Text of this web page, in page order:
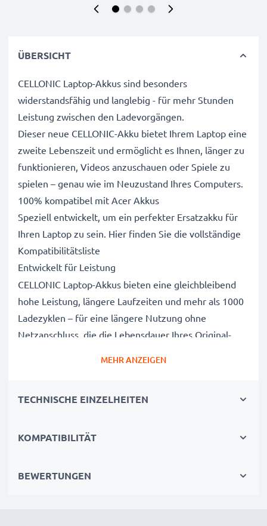
ÜBERSICHT
CELLONIC Laptop-Akkus sind besonders
widerstandsfähig und langlebig - für mehr Stunden
Leistung zwischen den Ladevorgängen.
Dieser neue CELLONIC-Akku bietet Ihrem Laptop eine
zweite Lebenszeit und ermöglicht es Ihnen, länger zu
funktionieren, Videos anzuschauen oder Spiele zu
spielen – genau wie im Neuzustand Ihres Computers.
100% kompatibel mit Acer Akkus
Speziell entwickelt, um ein perfekter Ersatzakku für
Ihren Laptop zu sein. Hier finden Sie die vollständige
Kompatibilitätsliste
Entwickelt für Leistung
CELLONIC Laptop-Akkus bieten eine gleichbleibend
hohe Leistung, längere Laufzeiten und mehr als 1000
Ladezyklen – für eine längere Nutzung ohne
Netzanschluss, die die Lebensdauer Ihres Original-
getestet, um ein optimales Sicherheitsniveau zu
Kurzschluss-, Überhitzungs- und
MEHR ANZEIGEN
TECHNISCHE EINZELHEITEN
KOMPATIBILITÄT
BEWERTUNGEN